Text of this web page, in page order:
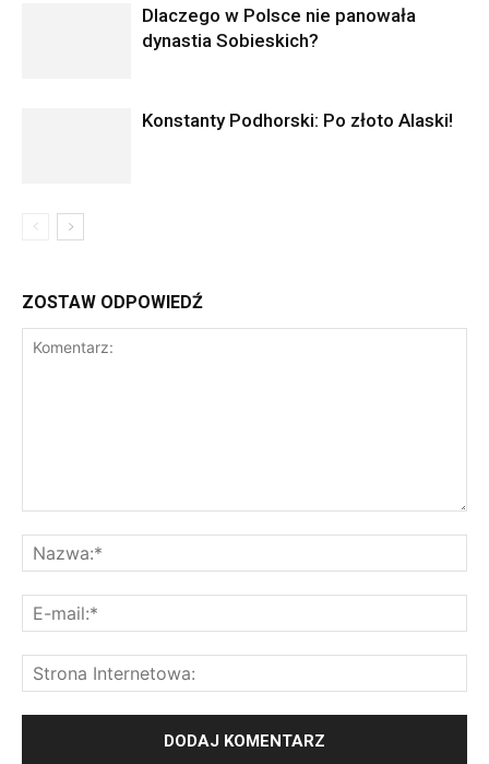
Dlaczego w Polsce nie panowała
dynastia Sobieskich?
Konstanty Podhorski: Po złoto Alaski!
ZOSTAW ODPOWIEDŹ